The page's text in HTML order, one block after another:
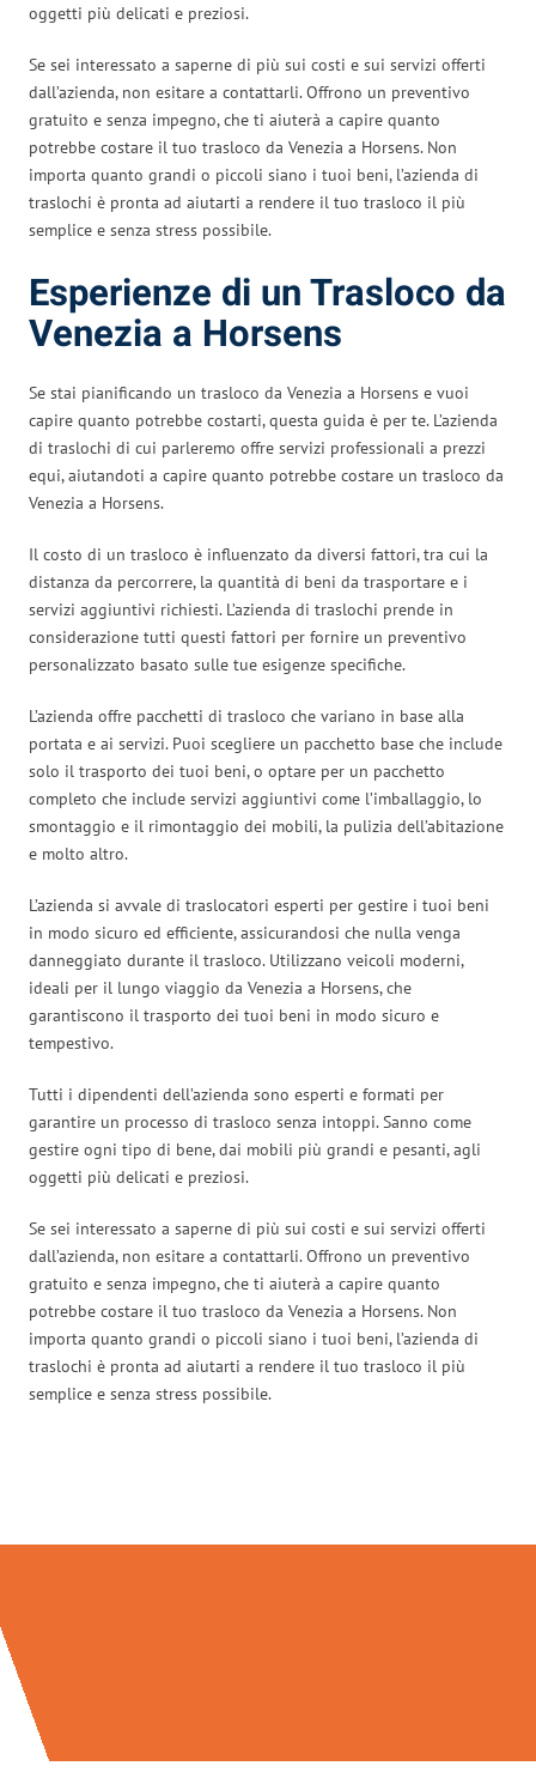
oggetti più delicati e preziosi.
Se sei interessato a saperne di più sui costi e sui servizi offerti
dall’azienda, non esitare a contattarli. Offrono un preventivo
gratuito e senza impegno, che ti aiuterà a capire quanto
potrebbe costare il tuo trasloco da Venezia a Horsens. Non
importa quanto grandi o piccoli siano i tuoi beni, l’azienda di
traslochi è pronta ad aiutarti a rendere il tuo trasloco il più
semplice e senza stress possibile.
Esperienze di un Trasloco da
Venezia a Horsens
Se stai pianificando un trasloco da Venezia a Horsens e vuoi
capire quanto potrebbe costarti, questa guida è per te. L’azienda
di traslochi di cui parleremo offre servizi professionali a prezzi
equi, aiutandoti a capire quanto potrebbe costare un trasloco da
Venezia a Horsens.
Il costo di un trasloco è influenzato da diversi fattori, tra cui la
distanza da percorrere, la quantità di beni da trasportare e i
servizi aggiuntivi richiesti. L’azienda di traslochi prende in
considerazione tutti questi fattori per fornire un preventivo
personalizzato basato sulle tue esigenze specifiche.
L’azienda offre pacchetti di trasloco che variano in base alla
portata e ai servizi. Puoi scegliere un pacchetto base che include
solo il trasporto dei tuoi beni, o optare per un pacchetto
completo che include servizi aggiuntivi come l’imballaggio, lo
smontaggio e il rimontaggio dei mobili, la pulizia dell’abitazione
e molto altro.
L’azienda si avvale di traslocatori esperti per gestire i tuoi beni
in modo sicuro ed efficiente, assicurandosi che nulla venga
danneggiato durante il trasloco. Utilizzano veicoli moderni,
ideali per il lungo viaggio da Venezia a Horsens, che
garantiscono il trasporto dei tuoi beni in modo sicuro e
tempestivo.
Tutti i dipendenti dell’azienda sono esperti e formati per
garantire un processo di trasloco senza intoppi. Sanno come
gestire ogni tipo di bene, dai mobili più grandi e pesanti, agli
oggetti più delicati e preziosi.
Se sei interessato a saperne di più sui costi e sui servizi offerti
dall’azienda, non esitare a contattarli. Offrono un preventivo
gratuito e senza impegno, che ti aiuterà a capire quanto
potrebbe costare il tuo trasloco da Venezia a Horsens. Non
importa quanto grandi o piccoli siano i tuoi beni, l’azienda di
traslochi è pronta ad aiutarti a rendere il tuo trasloco il più
semplice e senza stress possibile.